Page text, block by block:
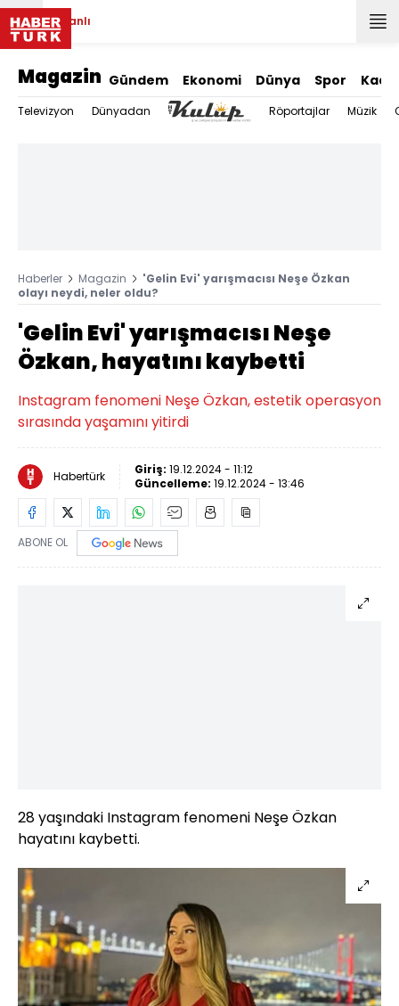
Canlı
Magazin Gündem Ekonomi Dünya Spor
Televizyon Dünyadan Röportajlar Müzik
Haberler Magazin
'Gelin Evi' yarışmacısı Neşe Özkan
olayı neydi, neler oldu?
'Gelin Evi' yarışmacısı Neşe
Özkan, hayatını kaybetti
Instagram fenomeni Neşe Özkan, estetik operasyon
sırasında yaşamını yitirdi
Habertürk Giriş: 19.12.2024 - 11:12
Güncelleme: 19.12.2024 - 13:46
ABONE OL
28 yaşındaki Instagram fenomeni Neşe Özkan
hayatını kaybetti.